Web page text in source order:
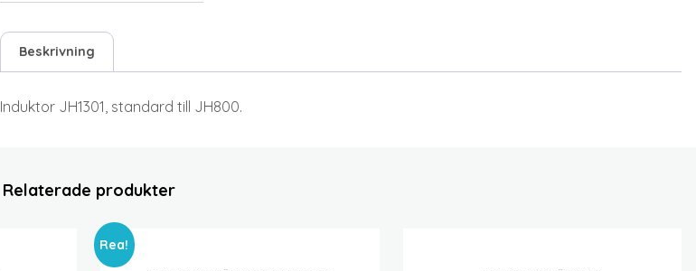
Beskrivning
Induktor JH1301, standard till JH800.
Relaterade produkter
Rea!